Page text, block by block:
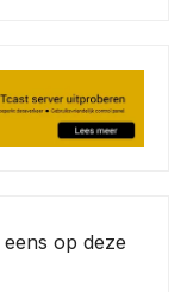
op deze